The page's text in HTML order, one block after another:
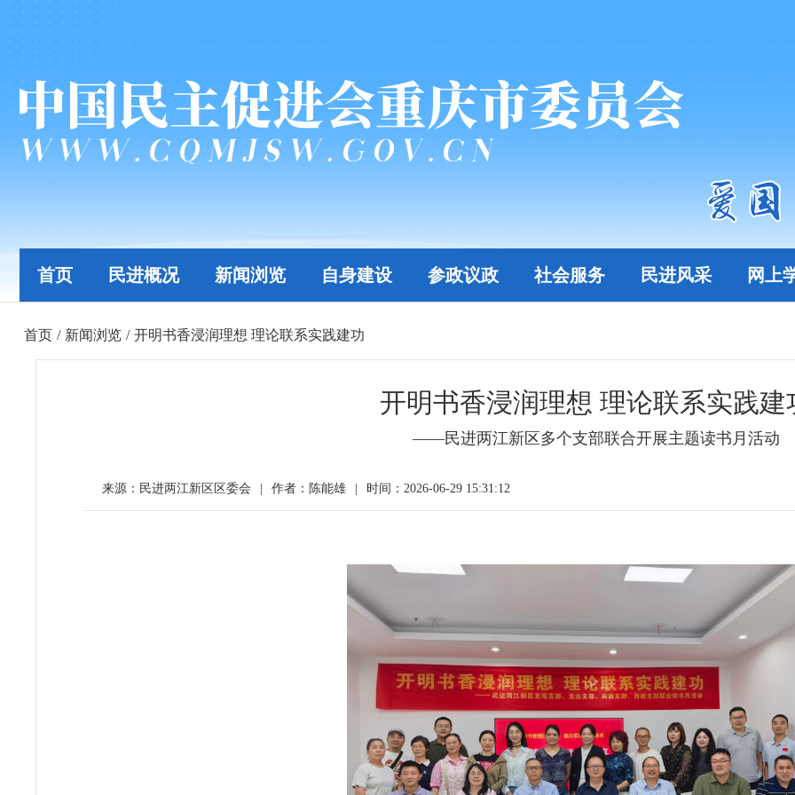
首页 民进概况 新闻浏览 自身建设 参政议政 社会服务 民进风采 网上
首页 / 新闻浏览 / 开明书香浸润理想 理论联系实践建功
开明书香浸润理想 理论联系实践建
——民进两江新区多个支部联合开展主题读书月活动
来源：民进两江新区区委会 作者：陈能雄 时间：2026-06-29 15:31:12